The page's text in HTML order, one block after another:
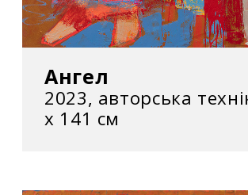
Ангел
2023, авторська
х 141 см